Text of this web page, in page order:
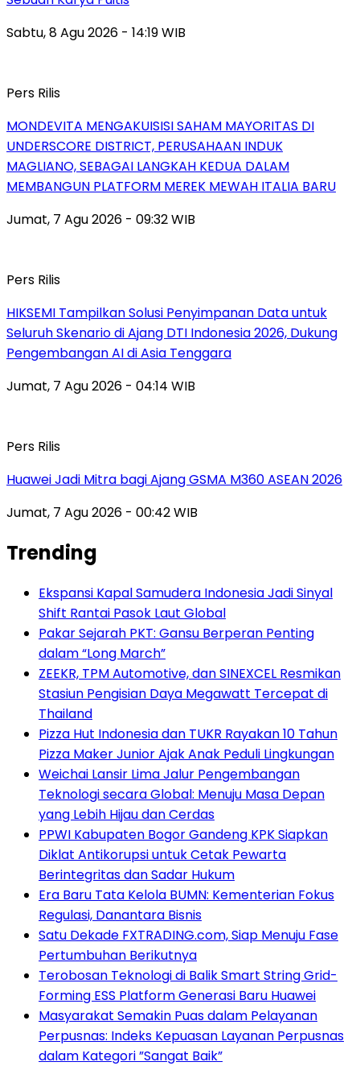
Sabtu, 8 Agu 2026 - 14:19 WIB
Pers Rilis
MONDEVITA MENGAKUISISI SAHAM MAYORITAS DI
UNDERSCORE DISTRICT, PERUSAHAAN INDUK
MAGLIANO, SEBAGAI LANGKAH KEDUA DALAM
MEMBANGUN PLATFORM MEREK MEWAH ITALIA BARU
Jumat, 7 Agu 2026 - 09:32 WIB
Pers Rilis
HIKSEMI Tampilkan Solusi Penyimpanan Data untuk
Seluruh Skenario di Ajang DTI Indonesia 2026, Dukung
Pengembangan AI di Asia Tenggara
Jumat, 7 Agu 2026 - 04:14 WIB
Pers Rilis
Huawei Jadi Mitra bagi Ajang GSMA M360 ASEAN 2026
Jumat, 7 Agu 2026 - 00:42 WIB
Trending
Ekspansi Kapal Samudera Indonesia Jadi Sinyal
Shift Rantai Pasok Laut Global
Pakar Sejarah PKT: Gansu Berperan Penting
dalam “Long March”
ZEEKR, TPM Automotive, dan SINEXCEL Resmikan
Stasiun Pengisian Daya Megawatt Tercepat di
Thailand
Pizza Hut Indonesia dan TUKR Rayakan 10 Tahun
Pizza Maker Junior Ajak Anak Peduli Lingkungan
Weichai Lansir Lima Jalur Pengembangan
Teknologi secara Global: Menuju Masa Depan
yang Lebih Hijau dan Cerdas
PPWI Kabupaten Bogor Gandeng KPK Siapkan
Diklat Antikorupsi untuk Cetak Pewarta
Berintegritas dan Sadar Hukum
Era Baru Tata Kelola BUMN: Kementerian Fokus
Regulasi, Danantara Bisnis
Satu Dekade FXTRADING.com, Siap Menuju Fase
Pertumbuhan Berikutnya
Terobosan Teknologi di Balik Smart String Grid-
Forming ESS Platform Generasi Baru Huawei
Masyarakat Semakin Puas dalam Pelayanan
Perpusnas: Indeks Kepuasan Layanan Perpusnas
dalam Kategori ”Sangat Baik”